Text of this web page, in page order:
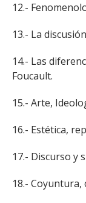
12.-
13.- La
14.- Las
Foucault.
15.- Arte,
16.- Estética,
17.- Discurso y
18.-